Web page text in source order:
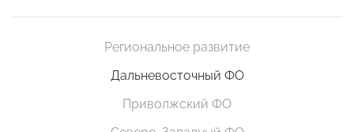
Региональное развитие
Дальневосточный ФО
Приволжский ФО